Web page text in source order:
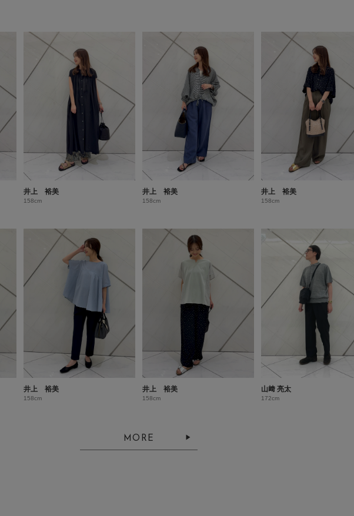
井上 裕美
158cm
井上 裕美
158cm
井上 裕美
158cm
井上 裕美
158cm
井上 裕美
158cm
山﨑 亮太
172cm
MORE